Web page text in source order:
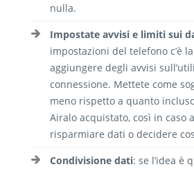
nulla.
Impostate avvisi e limiti sui
impostazioni del telefono c’è
aggiungere degli avvisi
connessione. Mettete come
meno rispetto a quanto
Airalo acquistato, così in caso
risparmiare dati o decidere
Condivisione dati: se l’idea è